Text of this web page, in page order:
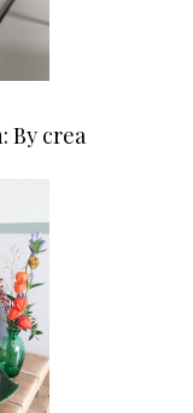
By crea